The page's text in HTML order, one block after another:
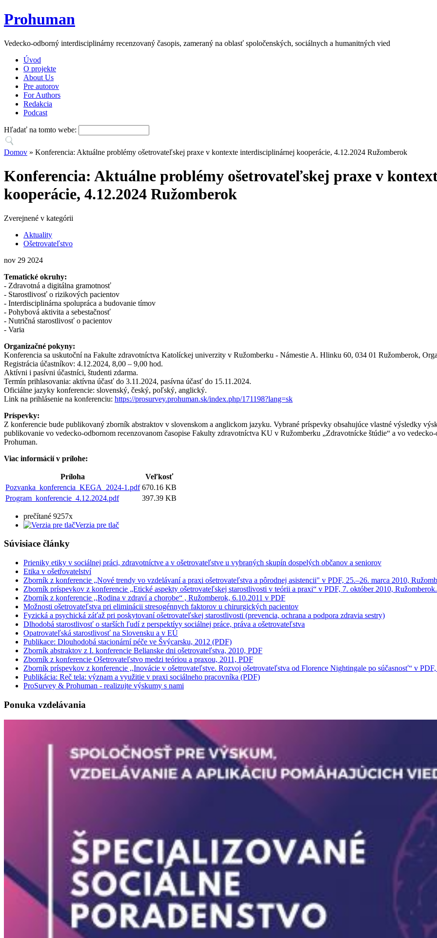
Prohuman
Vedecko-odborný interdisciplinárny recenzovaný časopis, zameraný na oblasť spoločenských, sociálnych a humanitných vied
Úvod
O projekte
About Us
Pre autorov
For Authors
Redakcia
Podcast
Hľadať na tomto webe:
Domov » Konferencia: Aktuálne problémy ošetrovateľskej praxe v kontexte interdisciplinárnej kooperácie, 4.12.2024 Ružomberok
Konferencia: Aktuálne problémy ošetrovateľskej praxe v
kooperácie, 4.12.2024 Ružomberok
Zverejnené v kategórii
Aktuality
Ošetrovateľstvo
nov 29 2024
Tematické okruhy:
- Zdravotná a digitálna gramotnosť
- Starostlivosť o rizikových pacientov
- Interdisciplinárna spolupráca a budovanie tímov
- Pohybová aktivita a sebestačnosť
- Nutričná starostlivosť o pacientov
- Varia
Organizačné pokyny:
Konferencia sa uskutoční na Fakulte zdravotníctva Katolíckej univerzity v Ružomberku - Námestie A. Hlinku 60, 034 01 Ružomberok,
Registrácia účastníkov: 4.12.2024, 8,00 – 9,00 hod.
Aktívni i pasívni účastníci, študenti zdarma.
Termín prihlasovania: aktívna účasť do 3.11.2024, pasívna účasť do 15.11.2024.
Oficiálne jazyky konferencie: slovenský, český, poľský, anglický.
Link na prihlásenie na konferenciu: https://prosurvey.prohuman.sk/index.php/171198?lang=sk
Príspevky:
Z konferencie bude publikovaný zborník abstraktov v slovenskom a anglickom jazyku. Vybrané príspevky obsahujúce vlastné výsledky
publikovanie vo vedecko-odbornom recenzovanom časopise Fakulty zdravotníctva KU v Ružomberku „Zdravotnícke štúdie“ a vo
Prohuman.
Viac informácií v prílohe:
Príloha
Veľkosť
Pozvanka_konferencia_KEGA_2024-1.pdf 670.16 KB
Program_konferencie_4.12.2024.pdf
397.39 KB
prečítané 9257x
Verzia pre tlač
Súvisiace články
Prieniky etiky v sociálnej práci, zdravotníctve a v ošetrovateľstve u vybraných skupín dospelých občanov a seniorov
Etika v ošetřovatelství
Zborník z konferencie „Nové trendy vo vzdelávaní a praxi ošetrovateľstva a pôrodnej asistencii" v PDF, 25.–26. marca 2010,
Zborník príspevkov z konferencie „Etické aspekty ošetrovateľskej starostlivosti v teórii a praxi“ v PDF, 7. október 2010, Ružomberok.
Zborník z konferencie ,,Rodina v zdraví a chorobe“ , Ružomberok, 6.10.2011 v PDF
Možnosti ošetrovateľstva pri eliminácii stresogénnych faktorov u chirurgických pacientov
Fyzická a psychická záťaž pri poskytovaní ošetrovateľskej starostlivosti (prevencia, ochrana a podpora zdravia sestry)
Dlhodobá starostlivosť o starších ľudí z perspektívy sociálnej práce, práva a ošetrovateľstva
Opatrovateľská starostlivosť na Slovensku a v EÚ
Publikace: Dlouhodobá stacionární péče ve Švýcarsku, 2012 (PDF)
Zborník abstraktov z I. konferencie Belianske dni ošetrovateľstva, 2010, PDF
Zborník z konferencie Ošetrovateľstvo medzi teóriou a praxou, 2011, PDF
Zborník príspevkov z konferencie ,,Inovácie v ošetrovateľstve. Rozvoj ošetrovateľstva od Florence Nightingale po súčasnosť“ v
Publikácia: Reč tela: význam a využitie v praxi sociálneho pracovníka (PDF)
ProSurvey & Prohuman - realizujte výskumy s nami
Ponuka vzdelávania